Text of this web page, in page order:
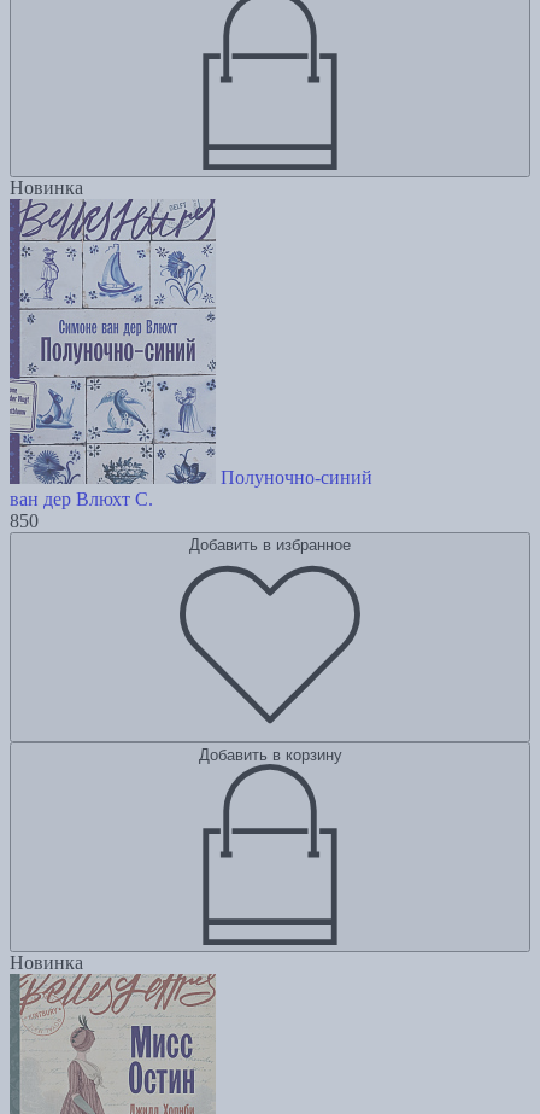
Новинка
Полуночно-синий
ван дер Влюхт С.
850
Добавить в избранное
Добавить в корзину
Новинка